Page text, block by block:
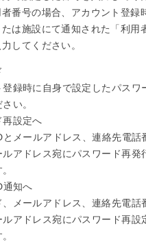
番号の場合、アカウント登録
たは施設にて通知された「利用
してください。
登録時に自身で設定したパスワ
い。
再設定へ
とメールアドレス、連絡先電話
ルアドレス宛にパスワード再発
通知へ
メールアドレス、連絡先電話
ルアドレス宛にパスワード再設